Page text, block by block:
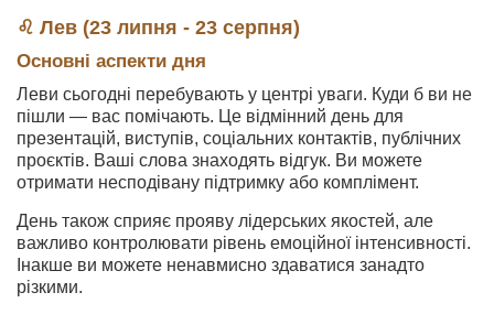
♌ Лев (23 липня - 23 серпня)
Основні аспекти дня
Леви сьогодні перебувають у центрі уваги. Куди б ви не
пішли — вас помічають. Це відмінний день для
презентацій, виступів, соціальних контактів, публічних
проєктів. Ваші слова знаходять відгук. Ви можете
отримати несподівану підтримку або комплімент.
День також сприяє прояву лідерських якостей, але
важливо контролювати рівень емоційної інтенсивності.
Інакше ви можете ненавмисно здаватися занадто
різкими.